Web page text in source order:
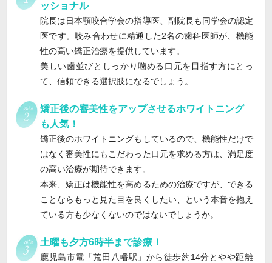
ッショナル
院長は日本顎咬合学会の指導医、副院長も同学会の認定
医です。咬み合わせに精通した2名の歯科医師が、機能
性の高い矯正治療を提供しています。
美しい歯並びとしっかり噛める口元を目指す方にとっ
て、信頼できる選択肢になるでしょう。
矯正後の審美性をアップさせるホワイトニング
も人気！
矯正後のホワイトニングもしているので、機能性だけで
はなく審美性にもこだわった口元を求める方は、満足度
の高い治療が期待できます。
本来、矯正は機能性を高めるための治療ですが、できる
ことならもっと見た目を良くしたい、という本音を抱え
ている方も少なくないのではないでしょうか。
土曜も夕方6時半まで診療！
鹿児島市電「荒田八幡駅」から徒歩約14分とやや距離